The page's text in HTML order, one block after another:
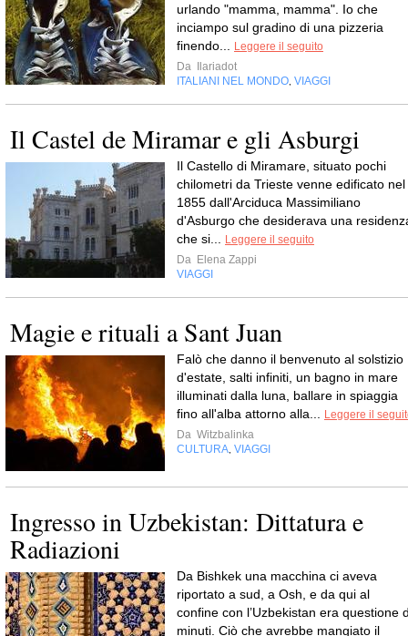
urlando "mamma, mamma". Io che
inciampo sul gradino di una pizzeria
finendo... Leggere il seguito
Da
Ilariadot
ITALIANI NEL MONDO, VIAGGI
Il Castel de Miramar e gli Asburgi
Il Castello di Miramare, situato pochi
chilometri da Trieste venne edificato nel
1855 dall'Arciduca Massimiliano
d'Asburgo che desiderava una
che si... Leggere il seguito
Da Elena Zappi
VIAGGI
Magie e rituali a Sant Juan
Falò che danno il benvenuto al solstizio
d'estate, salti infiniti, un bagno in mare
illuminati dalla luna, ballare in spiaggia
fino all'alba attorno alla... Leggere il
Da Witzbalinka
CULTURA, VIAGGI
Ingresso in Uzbekistan: Dittatura e
Radiazioni
Da Bishkek una macchina ci aveva
riportato a sud, a Osh, e da qui al
confine con l’Uzbekistan era questione
minuti. Ciò che avrebbe mangiato il